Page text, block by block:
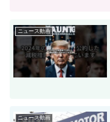
ニュース動画
ニュース動画